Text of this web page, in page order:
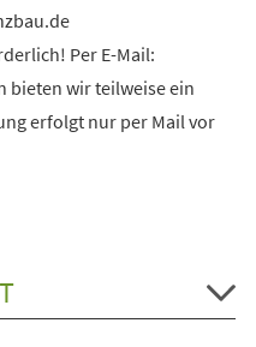
Per E-Mail:
bieten wir teilweise ein
erfolgt nur per Mail vor